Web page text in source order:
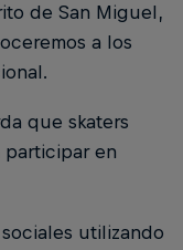
de San Miguel,
a los
que skaters
participar en
utilizando